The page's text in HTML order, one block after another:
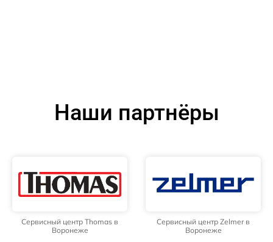
Наши партнёры
Сервисный центр Thomas в
Воронеже
Сервисный центр Zelmer в
Воронеже